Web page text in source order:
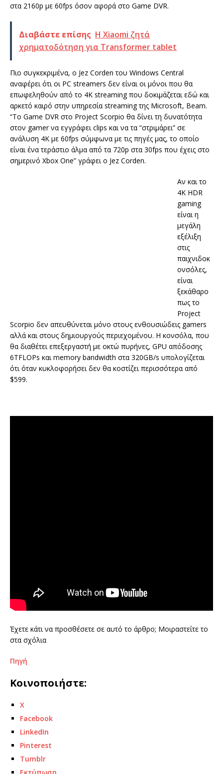
στα 2160p με 60fps όσον αφορά στο Game DVR.
Διαβάστε επίσης Η Xiaomi ζητά
χρηματοδότηση για Transformer tablet
Πιο συγκεκριμένα, ο Jez Corden του Windows Central
αναφέρει ότι οι PC streamers δεν είναι οι μόνοι που θα
επωφεληθούν από το 4K streaming που δοκιμάζεται εδώ και
αρκετό καιρό στην υπηρεσία streaming της Microsoft, Beam.
“Το Game DVR στο Project Scorpio θα δίνει τη δυνατότητα
στον gamer να εγγράφει clips και να τα “στριμάρει” σε
ανάλυση 4K με 60fps σύμφωνα με τις πηγές μας, το οποίο
είναι ένα τεράστιο άλμα από τα 720p στα 30fps που έχεις στο
σημερινό Xbox One” γράφει ο Jez Corden.
Αν και το
4K HDR
gaming
είναι η
μεγάλη
εξέλιξη
στις
παιχνιδοκ
ονσόλες,
είναι
ξεκάθαρο
πως το
Project
Scorpio δεν απευθύνεται μόνο στους ενθουσιώδεις gamers
αλλά και στους δημιουργούς περιεχομένου. Η κονσόλα, που
θα διαθέτει επεξεργαστή με οκτώ πυρήνες, GPU απόδοσης
6TFLOPs και memory bandwidth στα 320GB/s υπολογίζεται
ότι όταν κυκλοφορήσει δεν θα κοστίζει περισσότερα από
$599.
Έχετε κάτι να προσθέσετε σε αυτό το άρθρο; Μοιραστείτε το
στα σχόλια
Πηγή
Κοινοποιήστε:
X
Facebook
LinkedIn
Pinterest
Tumblr